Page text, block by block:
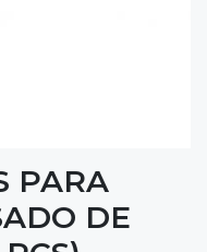
PARA
DE